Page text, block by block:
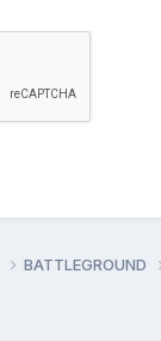
BATTLEGROUND